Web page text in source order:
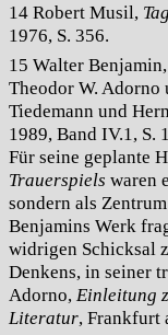
14 Robert Musil,
1976, S. 356.
15 Walter Benjamin,
Theodor W. Adorno
Tiedemann und
1989, Band IV.1, S.
Für seine geplante
Trauerspiels waren
sondern als
Benjamins Werk
widrigen Schicksal
Denkens, in seiner
Adorno, Einleitung
Literatur, Frankfurt